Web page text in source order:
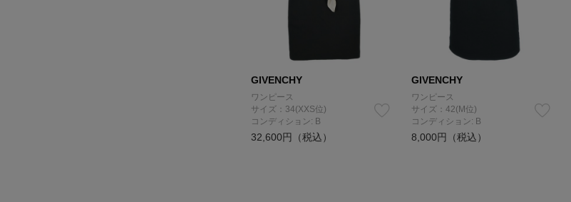
GIVENCHY
ワンピース
サイズ：34(XXS位)
コンディション: B
32,600円（税込）
GIVENCHY
ワンピース
サイズ：42(M位)
コンディション: B
8,000円（税込）